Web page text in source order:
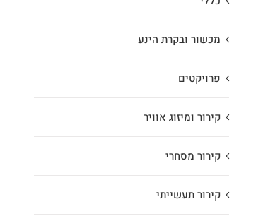
מכשור ובקרת הינע
פרויקטים
קירור ומיזוג אוויר
קירור מסחרי
קירור תעשייתי